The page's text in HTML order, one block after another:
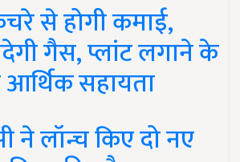
से होगी कमाई,
गैस, प्लांट लगाने के
सहायता
ने लॉन्च किए दो नए